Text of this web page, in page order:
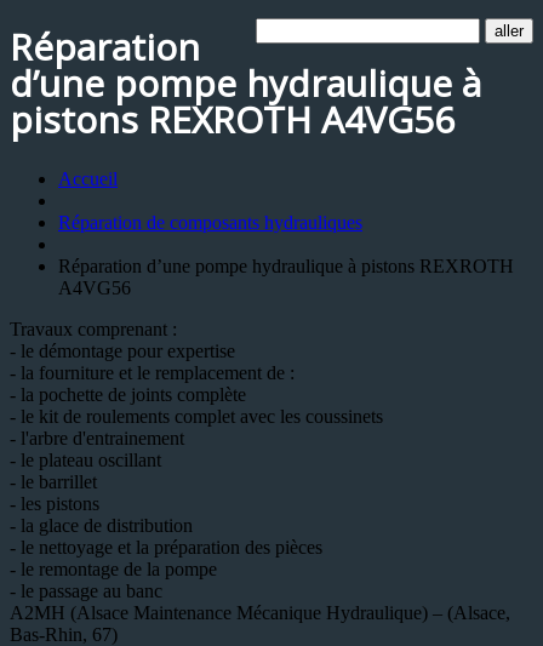
Réparation
d’une pompe hydraulique à
pistons REXROTH A4VG56
Accueil
Réparation de composants hydrauliques
Réparation d’une pompe hydraulique à pistons REXROTH
A4VG56
Travaux comprenant :
- le démontage pour expertise
- la fourniture et le remplacement de :
- la pochette de joints complète
- le kit de roulements complet avec les coussinets
- l'arbre d'entrainement
- le plateau oscillant
- le barrillet
- les pistons
- la glace de distribution
- le nettoyage et la préparation des pièces
- le remontage de la pompe
- le passage au banc
A2MH (Alsace Maintenance Mécanique Hydraulique) – (Alsace,
Bas-Rhin, 67)